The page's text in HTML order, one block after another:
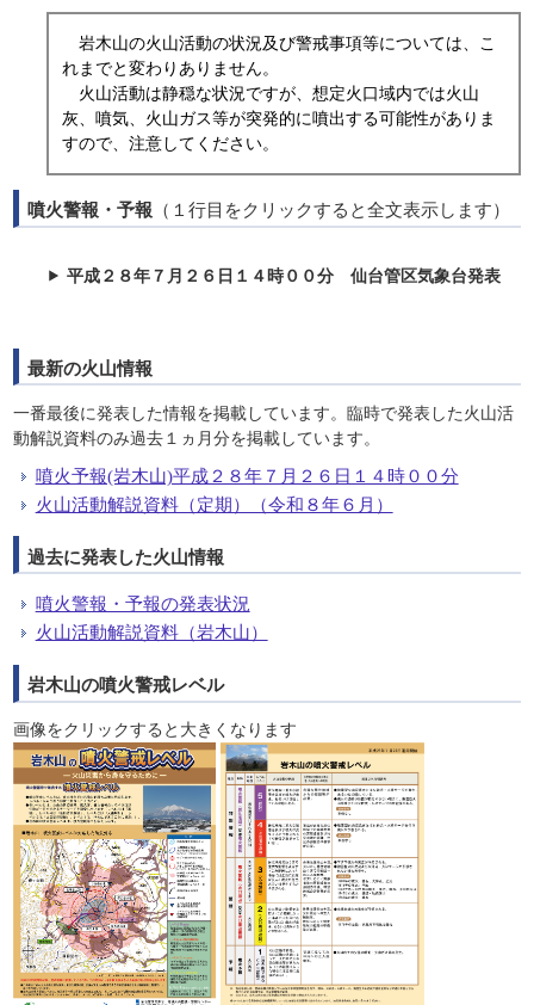
岩木山の火山活動の状況及び警戒事項等については、こ
れまでと変わりありません。
火山活動は静穏な状況ですが、想定火口域内では火山
灰、噴気、火山ガス等が突発的に噴出する可能性がありま
すので、注意してください。
噴火警報・予報 （１行目をクリックすると全文表示します）
平成２８年７月２６日１４時００分 仙台管区気象台発表
最新の火山情報
一番最後に発表した情報を掲載しています。臨時で発表した火山活
動解説資料のみ過去１ヵ月分を掲載しています。
噴火予報(岩木山)平成２８年７月２６日１４時００分
火山活動解説資料（定期）（令和８年６月）
過去に発表した火山情報
噴火警報・予報の発表状況
火山活動解説資料（岩木山）
岩木山の噴火警戒レベル
画像をクリックすると大きくなります